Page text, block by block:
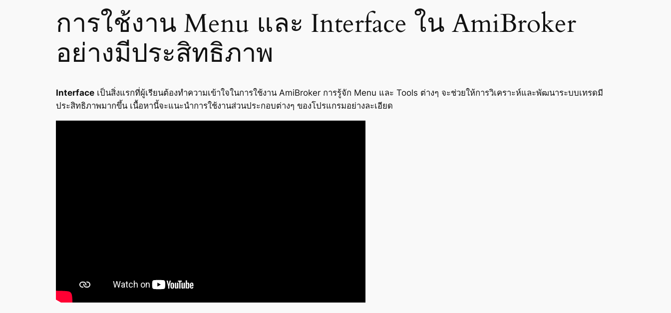
การใช้งาน Menu และ Interface ใน AmiBroker
อย่างมีประสิทธิภาพ
Interface เป็นสิ่งแรกที่ผู้เรียนต้องทำความเข้าใจในการใช้งาน AmiBroker การรู้จัก Menu และ Tools ต่างๆ จะช่วยให้การวิเคราะห์และพัฒนาระบบเทรดมี
ประสิทธิภาพมากขึ้น เนื้อหานี้จะแนะนำการใช้งานส่วนประกอบต่างๆ ของโปรแกรมอย่างละเอียด